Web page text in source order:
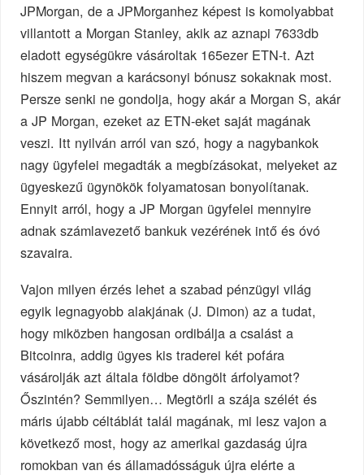
JPMorgan, de a JPMorganhez képest is komolyabbat
villantott a Morgan Stanley, akik az aznapi 7633db
eladott egységükre vásároltak 165ezer ETN-t. Azt
hiszem megvan a karácsonyi bónusz sokaknak most.
Persze senki ne gondolja, hogy akár a Morgan S, akár
a JP Morgan, ezeket az ETN-eket saját magának
veszi. Itt nyilván arról van szó, hogy a nagybankok
nagy ügyfelei megadták a megbízásokat, melyeket az
ügyeskezű ügynökök folyamatosan bonyolítanak.
Ennyit arról, hogy a JP Morgan ügyfelei mennyire
adnak számlavezető bankuk vezérének intő és óvó
szavaira.
Vajon milyen érzés lehet a szabad pénzügyi világ
egyik legnagyobb alakjának (J. Dimon) az a tudat,
hogy miközben hangosan ordibálja a csalást a
Bitcoinra, addig ügyes kis traderei két pofára
vásárolják azt általa földbe döngölt árfolyamot?
Őszintén? Semmilyen… Megtörli a szája szélét és
máris újabb céltáblát talál magának, mi lesz vajon a
következő most, hogy az amerikai gazdaság újra
romokban van és államadósságuk újra elérte a